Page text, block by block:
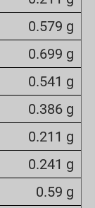
0.579 g
0.699 g
0.541 g
0.386 g
0.211 g
0.241 g
0.59 g